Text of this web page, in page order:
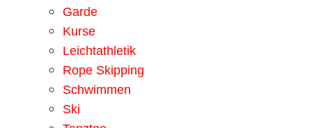
Garde
Kurse
Leichtathletik
Rope Skipping
Schwimmen
Ski